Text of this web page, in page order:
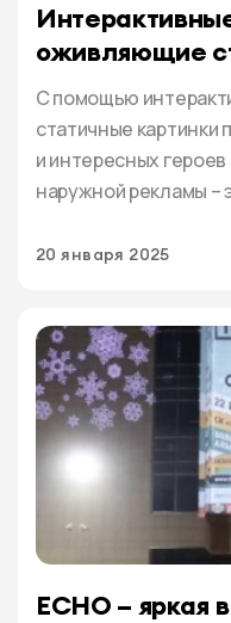
оживляющие
С помощью
статичные
и интересных
наружной рекламы –
Некоторые
светодиодными
проекция чаще всего
потолках. «Живые»
20 января 2025
ECHO – яркая